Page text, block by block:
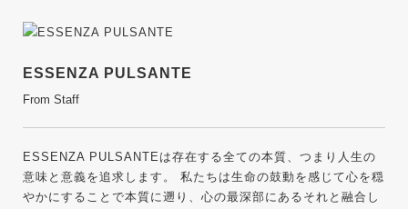
ESSENZA PULSANTE
From Staff
ESSENZA PULSANTEは存在する全ての本質、つまり人生の
意味と意義を追求します。 私たちは生命の鼓動を感じて心を穏
やかにすることで本質に遡り、心の最深部にあるそれと融合し